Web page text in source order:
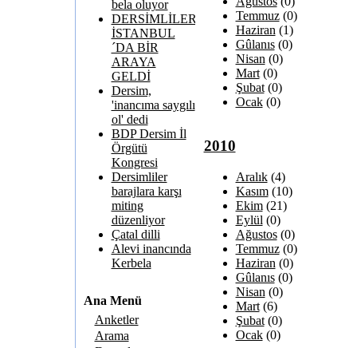
bela oluyor
DERSİMLİLER
İSTANBUL
´DA BİR
ARAYA
GELDİ
Dersim,
'inancıma saygılı
ol' dedi
BDP Dersim İl
Örgütü
Kongresi
Dersimliler
barajlara karşı
miting
düzenliyor
Çatal dilli
Alevi inancında
Kerbela
Ana Menü
Anketler
Arama
Temmuz (0)
Haziran (1)
Gûlanıs (0)
Nisan (0)
Mart (0)
Şubat (0)
Ocak (0)
2010
Aralık (4)
Kasım (10)
Ekim (21)
Eylül (0)
Ağustos (0)
Temmuz (0)
Haziran (0)
Gûlanıs (0)
Nisan (0)
Mart (6)
Şubat (0)
Ocak (0)